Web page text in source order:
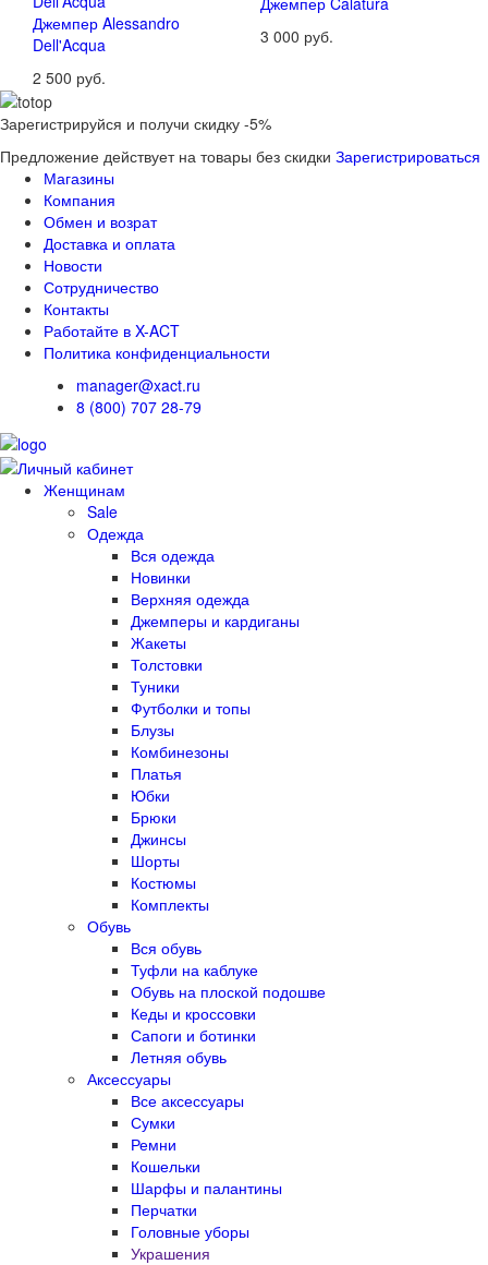
Джемпер Alessandro
Dell'Acqua
2 500 руб.
3 000 руб.
Зарегистрируйся и получи скидку -5%
Предложение действует на товары без скидки Зарегистрироваться
Магазины
Компания
Обмен и возрат
Доставка и оплата
Новости
Сотрудничество
Контакты
Работайте в X-ACT
Политика конфиденциальности
manager@xact.ru
8 (800) 707 28-79
Женщинам
Sale
Одежда
Вся одежда
Новинки
Верхняя одежда
Джемперы и кардиганы
Жакеты
Толстовки
Туники
Футболки и топы
Блузы
Комбинезоны
Платья
Юбки
Брюки
Джинсы
Шорты
Костюмы
Комплекты
Обувь
Вся обувь
Туфли на каблуке
Обувь на плоской подошве
Кеды и кроссовки
Сапоги и ботинки
Летняя обувь
Аксессуары
Все аксессуары
Сумки
Ремни
Кошельки
Шарфы и палантины
Перчатки
Головные уборы
Украшения